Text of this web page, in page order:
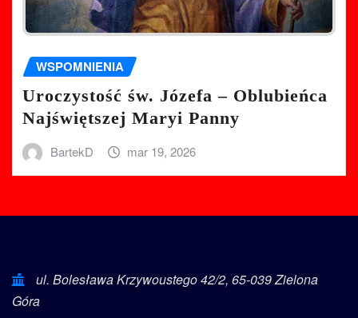
WSPOMNIENIA
Uroczystość św. Józefa – Oblubieńca
Najświętszej Maryi Panny
BartekD mar 19, 2026
ul. Bolesława Krzywoustego 42/2, 65-039 Zielona
Góra